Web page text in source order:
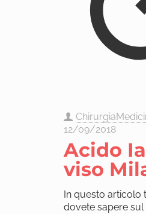
12/09/2018
Acido
viso
In questo
dovete sapere sul